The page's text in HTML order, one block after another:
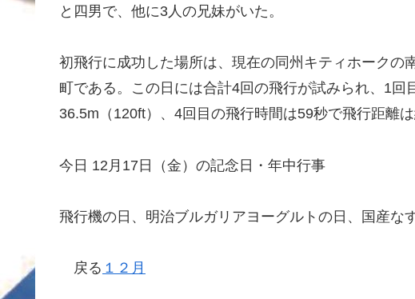
と四男で、他に3人の兄妹がいた。
初飛行に成功した場所は、現在の同州キティホークの
町である。この日には合計4回の飛行が試みられ、1回
36.5m（120ft）、4回目の飛行時間は59秒で飛行距離
今日 12月17日（金）の記念日・年中行事
飛行機の日、明治ブルガリアヨーグルトの日、国産な
戻る １２月